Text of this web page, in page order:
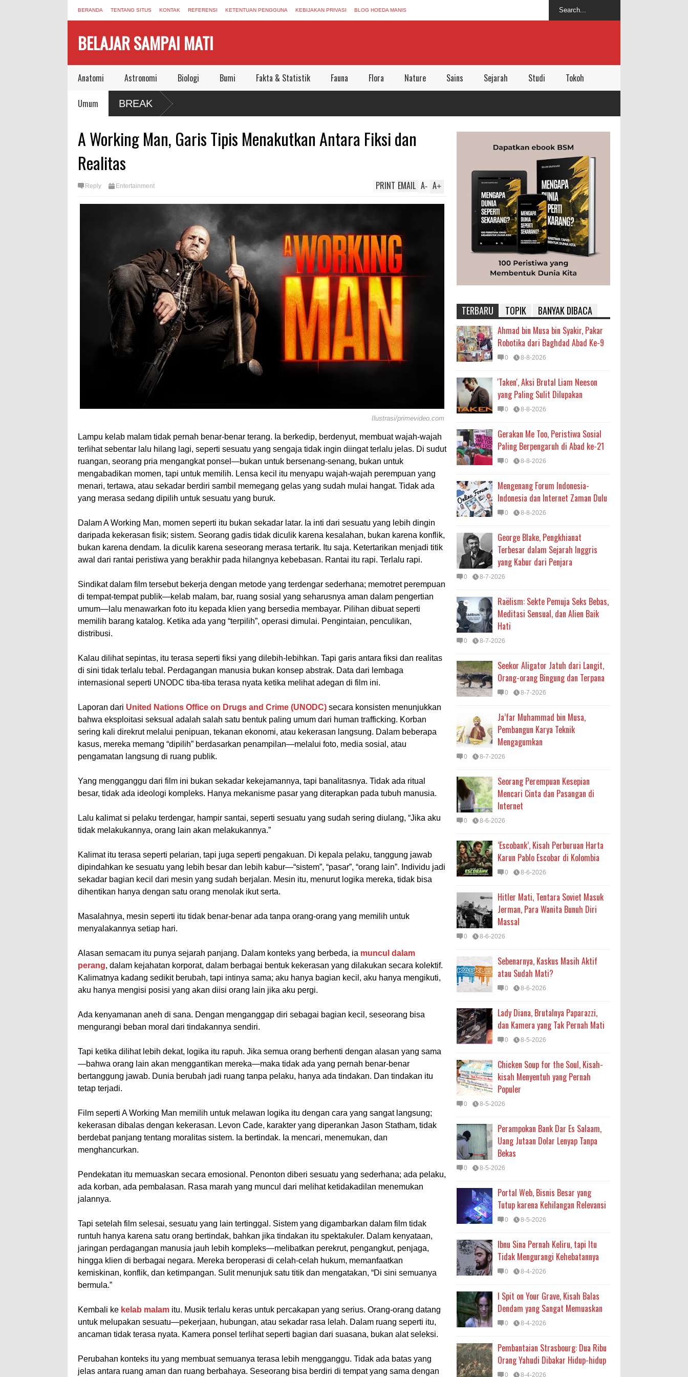
BERANDA TENTANG SITUS KONTAK REFERENSI KETENTUAN PENGGUNA KEBIJAKAN PRIVASI BLOG HOEDA MANIS
BELAJAR SAMPAI MATI
Anatomi Astronomi Biologi Bumi Fakta & Statistik Fauna Flora Nature Sains Sejarah Studi Tokoh
Umum BREAK
yang Masih Berbunyi dari Pandemi
A Working Man, Garis Tipis Menakutkan Antara Fiksi dan
Realitas
Reply Entertainment A+
A-
EMAIL
PRINT
Ilustrasi/primevideo.com
Lampu kelab malam tidak pernah benar-benar terang. Ia berkedip, berdenyut, membuat wajah-wajah
terlihat sebentar lalu hilang lagi, seperti sesuatu yang sengaja tidak ingin diingat terlalu jelas. Di sudut
ruangan, seorang pria mengangkat ponsel—bukan untuk bersenang-senang, bukan untuk
mengabadikan momen, tapi untuk memilih. Lensa kecil itu menyapu wajah-wajah perempuan yang
menari, tertawa, atau sekadar berdiri sambil memegang gelas yang sudah mulai hangat. Tidak ada
yang merasa sedang dipilih untuk sesuatu yang buruk.
Dalam A Working Man, momen seperti itu bukan sekadar latar. Ia inti dari sesuatu yang lebih dingin
daripada kekerasan fisik; sistem. Seorang gadis tidak diculik karena kesalahan, bukan karena konflik,
bukan karena dendam. Ia diculik karena seseorang merasa tertarik. Itu saja. Ketertarikan menjadi titik
awal dari rantai peristiwa yang berakhir pada hilangnya kebebasan. Rantai itu rapi. Terlalu rapi.
Sindikat dalam film tersebut bekerja dengan metode yang terdengar sederhana; memotret perempuan
di tempat-tempat publik—kelab malam, bar, ruang sosial yang seharusnya aman dalam pengertian
umum—lalu menawarkan foto itu kepada klien yang bersedia membayar. Pilihan dibuat seperti
memilih barang katalog. Ketika ada yang “terpilih”, operasi dimulai. Pengintaian, penculikan,
distribusi.
Kalau dilihat sepintas, itu terasa seperti fiksi yang dilebih-lebihkan. Tapi garis antara fiksi dan realitas
di sini tidak terlalu tebal. Perdagangan manusia bukan konsep abstrak. Data dari lembaga
internasional seperti UNODC tiba-tiba terasa nyata ketika melihat adegan di film ini.
Laporan dari United Nations Office on Drugs and Crime (UNODC) secara konsisten menunjukkan
bahwa eksploitasi seksual adalah salah satu bentuk paling umum dari human trafficking. Korban
sering kali direkrut melalui penipuan, tekanan ekonomi, atau kekerasan langsung. Dalam beberapa
kasus, mereka memang “dipilih” berdasarkan penampilan—melalui foto, media sosial, atau
pengamatan langsung di ruang publik.
Yang mengganggu dari film ini bukan sekadar kekejamannya, tapi banalitasnya. Tidak ada ritual
besar, tidak ada ideologi kompleks. Hanya mekanisme pasar yang diterapkan pada tubuh manusia.
Lalu kalimat si pelaku terdengar, hampir santai, seperti sesuatu yang sudah sering diulang, “Jika aku
tidak melakukannya, orang lain akan melakukannya.”
Kalimat itu terasa seperti pelarian, tapi juga seperti pengakuan. Di kepala pelaku, tanggung jawab
dipindahkan ke sesuatu yang lebih besar dan lebih kabur—“sistem”, “pasar”, “orang lain”. Individu jadi
sekadar bagian kecil dari mesin yang sudah berjalan. Mesin itu, menurut logika mereka, tidak bisa
dihentikan hanya dengan satu orang menolak ikut serta.
Masalahnya, mesin seperti itu tidak benar-benar ada tanpa orang-orang yang memilih untuk
menyalakannya setiap hari.
Alasan semacam itu punya sejarah panjang. Dalam konteks yang berbeda, ia muncul dalam
perang, dalam kejahatan korporat, dalam berbagai bentuk kekerasan yang dilakukan secara kolektif.
Kalimatnya kadang sedikit berubah, tapi intinya sama; aku hanya bagian kecil, aku hanya mengikuti,
aku hanya mengisi posisi yang akan diisi orang lain jika aku pergi.
Ada kenyamanan aneh di sana. Dengan menganggap diri sebagai bagian kecil, seseorang bisa
mengurangi beban moral dari tindakannya sendiri.
Tapi ketika dilihat lebih dekat, logika itu rapuh. Jika semua orang berhenti dengan alasan yang sama
—bahwa orang lain akan menggantikan mereka—maka tidak ada yang pernah benar-benar
bertanggung jawab. Dunia berubah jadi ruang tanpa pelaku, hanya ada tindakan. Dan tindakan itu
tetap terjadi.
Film seperti A Working Man memilih untuk melawan logika itu dengan cara yang sangat langsung;
kekerasan dibalas dengan kekerasan. Levon Cade, karakter yang diperankan Jason Statham, tidak
berdebat panjang tentang moralitas sistem. Ia bertindak. Ia mencari, menemukan, dan
menghancurkan.
Pendekatan itu memuaskan secara emosional. Penonton diberi sesuatu yang sederhana; ada pelaku,
ada korban, ada pembalasan. Rasa marah yang muncul dari melihat ketidakadilan menemukan
jalannya.
Tapi setelah film selesai, sesuatu yang lain tertinggal. Sistem yang digambarkan dalam film tidak
runtuh hanya karena satu orang bertindak, bahkan jika tindakan itu spektakuler. Dalam kenyataan,
jaringan perdagangan manusia jauh lebih kompleks—melibatkan perekrut, pengangkut, penjaga,
hingga klien di berbagai negara. Mereka beroperasi di celah-celah hukum, memanfaatkan
kemiskinan, konflik, dan ketimpangan. Sulit menunjuk satu titik dan mengatakan, “Di sini semuanya
bermula.”
Kembali ke kelab malam itu. Musik terlalu keras untuk percakapan yang serius. Orang-orang datang
untuk melupakan sesuatu—pekerjaan, hubungan, atau sekadar rasa lelah. Dalam ruang seperti itu,
ancaman tidak terasa nyata. Kamera ponsel terlihat seperti bagian dari suasana, bukan alat seleksi.
Perubahan konteks itu yang membuat semuanya terasa lebih mengganggu. Tidak ada batas yang
jelas antara ruang aman dan ruang berbahaya. Seseorang bisa berdiri di tempat yang sama dengan
TERBARU TOPIK BANYAK DIBACA
Ahmad bin Musa bin Syakir, Pakar
Robotika dari Baghdad Abad Ke-9
0 8-8-2026
'Taken', Aksi Brutal Liam Neeson
yang Paling Sulit Dilupakan
0 8-8-2026
Gerakan Me Too, Peristiwa Sosial
Paling Berpengaruh di Abad ke-21
0 8-8-2026
Mengenang Forum Indonesia-
Indonesia dan Internet Zaman Dulu
0 8-8-2026
George Blake, Pengkhianat
Terbesar dalam Sejarah Inggris
yang Kabur dari Penjara
0 8-7-2026
Raëlism: Sekte Pemuja Seks Bebas,
Meditasi Sensual, dan Alien Baik
Hati
0 8-7-2026
Seekor Aligator Jatuh dari Langit,
Orang-orang Bingung dan Terpana
0 8-7-2026
Ja’far Muhammad bin Musa,
Pembangun Karya Teknik
Mengagumkan
0 8-7-2026
Seorang Perempuan Kesepian
Mencari Cinta dan Pasangan di
Internet
0 8-6-2026
‘Escobank’, Kisah Perburuan Harta
Karun Pablo Escobar di Kolombia
0 8-6-2026
Hitler Mati, Tentara Soviet Masuk
Jerman, Para Wanita Bunuh Diri
Massal
0 8-6-2026
Sebenarnya, Kaskus Masih Aktif
atau Sudah Mati?
0 8-6-2026
Lady Diana, Brutalnya Paparazzi,
dan Kamera yang Tak Pernah Mati
0 8-5-2026
Chicken Soup for the Soul, Kisah-
kisah Menyentuh yang Pernah
Populer
0 8-5-2026
Perampokan Bank Dar Es Salaam,
Uang Jutaan Dolar Lenyap Tanpa
Bekas
0 8-5-2026
Portal Web, Bisnis Besar yang
Tutup karena Kehilangan Relevansi
0 8-5-2026
Ibnu Sina Pernah Keliru, tapi Itu
Tidak Mengurangi Kehebatannya
0 8-4-2026
I Spit on Your Grave, Kisah Balas
Dendam yang Sangat Memuaskan
0 8-4-2026
Pembantaian Strasbourg: Dua Ribu
Orang Yahudi Dibakar Hidup-hidup
0 8-4-2026